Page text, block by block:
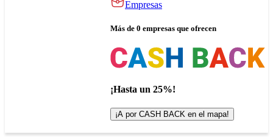
Empresas
Más de 0 empresas que ofrecen
¡Hasta un 25%!
¡A por CASH BACK en el mapa!